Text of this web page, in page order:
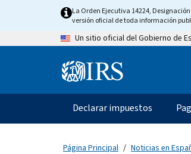
content
La Orden Ejecutiva 14224,
versión oficial de toda información
Un sitio oficial del Gobierno de
Information
Navegación
principal
Declarar impuestos
Página Principal Noticias en